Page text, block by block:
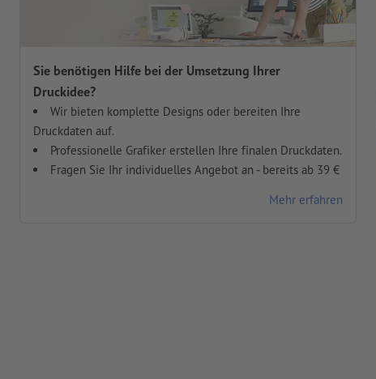
Sie benötigen Hilfe bei der Umsetzung Ihrer
Druckidee?
Wir bieten komplette Designs oder bereiten Ihre
Druckdaten auf.
Professionelle Grafiker erstellen Ihre finalen Druckdaten.
Fragen Sie Ihr individuelles Angebot an - bereits ab 39 €
Mehr erfahren